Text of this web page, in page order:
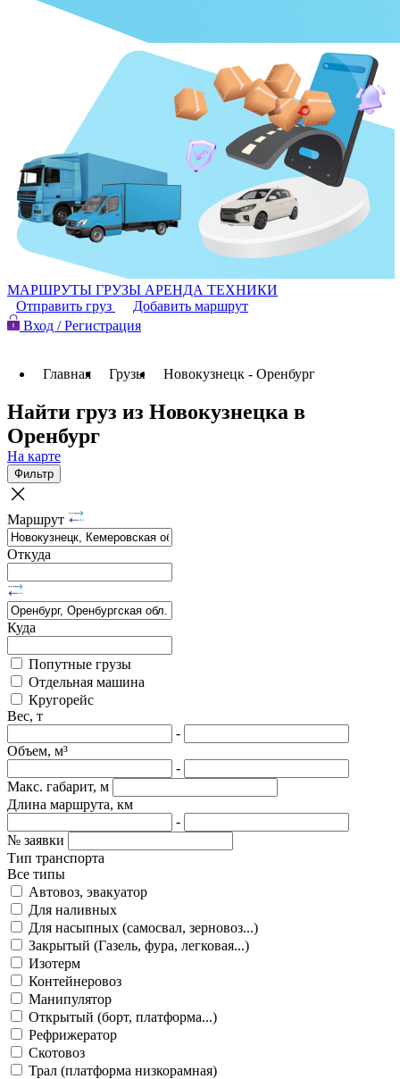
МАРШРУТЫ ГРУЗЫ АРЕНДА ТЕХНИКИ
Отправить груз
Добавить маршрут
Вход / Регистрация
Главная Грузы Новокузнецк - Оренбург
Найти груз из Новокузнецка в
Оренбург
На карте
Фильтр
Маршрут
Откуда
Куда
Попутные грузы
Отдельная машина
Кругорейс
Вес, т
-
Объем, м³
-
Макс. габарит, м
Длина маршрута, км
-
№ заявки
Тип транспорта
Все типы
Автовоз, эвакуатор
Для наливных
Для насыпных (самосвал, зерновоз...)
Закрытый (Газель, фура, легковая...)
Изотерм
Контейнеровоз
Манипулятор
Открытый (борт, платформа...)
Рефрижератор
Скотовоз
Трал (платформа низкорамная)